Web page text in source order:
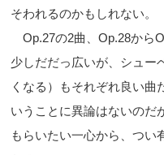
そわれるのかもしれない。
Op.27の2曲、Op.28から
少しだだっ広いが、シュー
くなる）もそれぞれ良い曲
いうことに異論はないのだ
もらいたい一心から、つい